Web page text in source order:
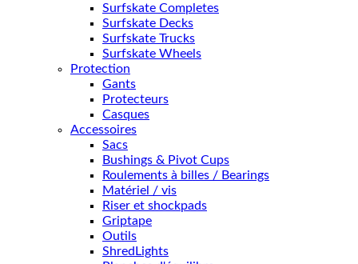
Surfskate Completes
Surfskate Decks
Surfskate Trucks
Surfskate Wheels
Protection
Gants
Protecteurs
Casques
Accessoires
Sacs
Bushings & Pivot Cups
Roulements à billes / Bearings
Matériel / vis
Riser et shockpads
Griptape
Outils
ShredLights